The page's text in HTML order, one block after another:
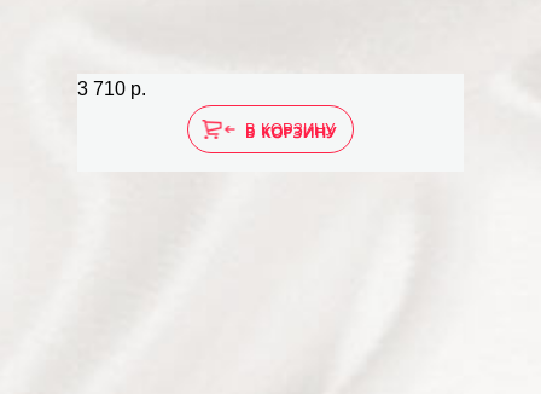
3 710 р.
В КОРЗИНУ